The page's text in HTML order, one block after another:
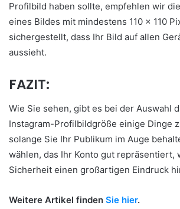
Profilbild haben sollte, empfehlen wir
eines Bildes mit mindestens 110 x 110
sichergestellt, dass Ihr Bild auf allen
aussieht.
FAZIT:
Wie Sie sehen, gibt es bei der Auswahl
Instagram-Profilbildgröße einige Dinge
solange Sie Ihr Publikum im Auge
wählen, das Ihr Konto gut repräsentiert,
Sicherheit einen großartigen Eindruck
Weitere Artikel finden Sie hier.